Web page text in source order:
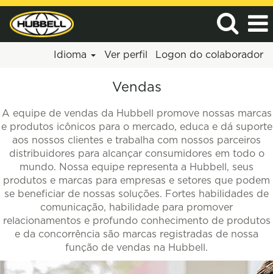
Idioma Ver perfil Logon do colaborador
Vendas
A equipe de vendas da Hubbell promove nossas marcas
e produtos icônicos para o mercado, educa e dá suporte
aos nossos clientes e trabalha com nossos parceiros
distribuidores para alcançar consumidores em todo o
mundo. Nossa equipe representa a Hubbell, seus
produtos e marcas para empresas e setores que podem
se beneficiar de nossas soluções. Fortes habilidades de
comunicação, habilidade para promover
relacionamentos e profundo conhecimento de produtos
e da concorrência são marcas registradas de nossa
função de vendas na Hubbell.